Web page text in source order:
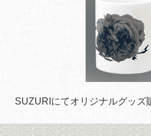
SUZURIにてオリジナルグッズ